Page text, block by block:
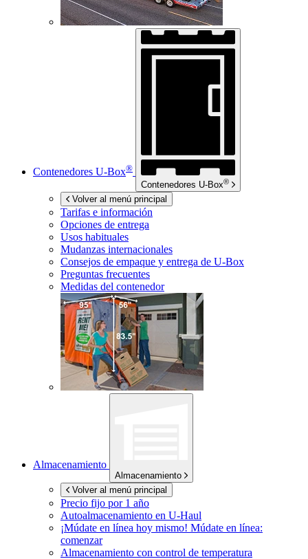
Contenedores U-Box®
Contenedores U-Box®
Volver al menú principal
Tarifas e información
Opciones de entrega
Usos habituales
Mudanzas internacionales
Consejos de empaque y entrega de U-Box
Preguntas frecuentes
Medidas del contenedor
Almacenamiento
Almacenamiento
Volver al menú principal
Precio fijo por 1 año
Autoalmacenamiento en U-Haul
¡Múdate en línea hoy mismo! Múdate en línea:
comenzar
Almacenamiento con control de temperatura